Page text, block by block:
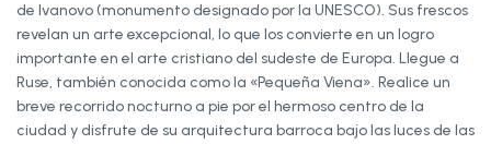
de Ivanovo (monumento designado por la UNESCO). Sus frescos
revelan un arte excepcional, lo que los convierte en un logro
importante en el arte cristiano del sudeste de Europa. Llegue a
Ruse, también conocida como la «Pequeña Viena». Realice un
breve recorrido nocturno a pie por el hermoso centro de la
ciudad y disfrute de su arquitectura barroca bajo las luces de las